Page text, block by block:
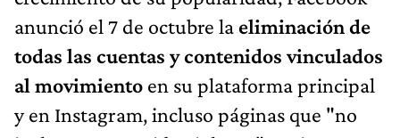
anunció el 7 de octubre la eliminación de
todas las cuentas y contenidos vinculados
al movimiento en su plataforma principal
y en Instagram, incluso páginas que "no